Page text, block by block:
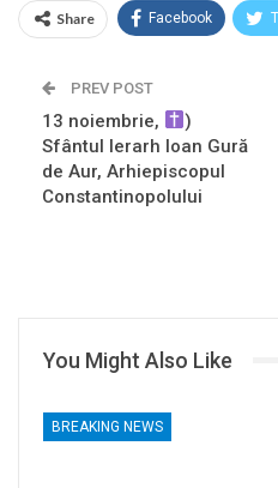
Share Facebook
PREV POST
13 noiembrie,
)
Sfântul Ierarh Ioan Gură
de Aur, Arhiepiscopul
Constantinopolului
You Might Also Like
BREAKING NEWS